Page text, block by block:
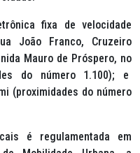
fixa de velocidade
João Franco, Cruzeiro
Mauro de Próspero, no
do número 1.100); e
(proximidades do número
é regulamentada em